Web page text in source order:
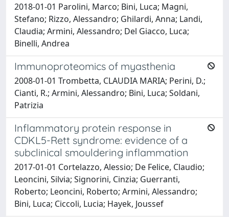
2018-01-01 Parolini, Marco; Bini, Luca; Magni,
Stefano; Rizzo, Alessandro; Ghilardi, Anna; Landi,
Claudia; Armini, Alessandro; Del Giacco, Luca;
Binelli, Andrea
Immunoproteomics of myasthenia
2008-01-01 Trombetta, CLAUDIA MARIA; Perini, D.;
Cianti, R.; Armini, Alessandro; Bini, Luca; Soldani,
Patrizia
Inflammatory protein response in
CDKL5-Rett syndrome: evidence of a
subclinical smouldering inflammation
2017-01-01 Cortelazzo, Alessio; De Felice, Claudio;
Leoncini, Silvia; Signorini, Cinzia; Guerranti,
Roberto; Leoncini, Roberto; Armini, Alessandro;
Bini, Luca; Ciccoli, Lucia; Hayek, Joussef